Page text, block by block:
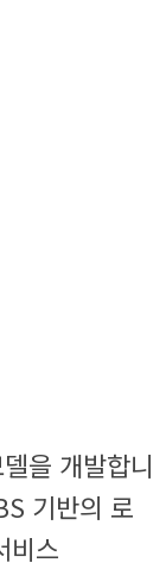
을 개발합니
기반의 로
비스